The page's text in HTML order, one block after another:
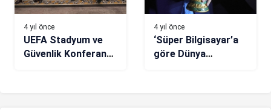
4 yıl önce
UEFA Stadyum ve
Güvenlik Konferansı,
4 yıl önce
‘Süper Bilgisayar’a
göre Dünya